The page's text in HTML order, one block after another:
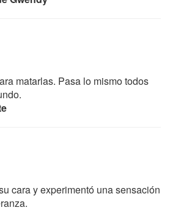
matarlas. Pasa lo mismo todos
cara y experimentó una sensación